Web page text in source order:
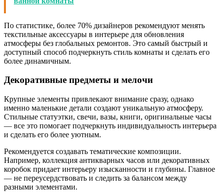
По статистике, более 70% дизайнеров рекомендуют менять
текстильные аксессуары в интерьере для обновления
атмосферы без глобальных ремонтов. Это самый быстрый и
доступный способ подчеркнуть стиль комнаты и сделать его
более динамичным.
Декоративные предметы и мелочи
Крупные элементы привлекают внимание сразу, однако
именно маленькие детали создают уникальную атмосферу.
Стильные статуэтки, свечи, вазы, книги, оригинальные часы
— все это помогает подчеркнуть индивидуальность интерьера
и сделать его более уютным.
Рекомендуется создавать тематические композиции.
Например, коллекция антикварных часов или декоративных
коробок придает интерьеру изысканности и глубины. Главное
— не переусердствовать и следить за балансом между
разными элементами.